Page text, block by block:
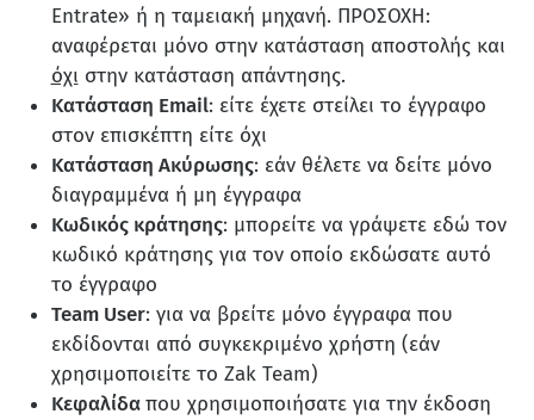
Entrate» ή η ταμειακή μηχανή. ΠΡΟΣΟΧΗ:
αναφέρεται μόνο στην κατάσταση αποστολής και
όχι στην κατάσταση απάντησης.
Κατάσταση Email: είτε έχετε στείλει το έγγραφο
στον επισκέπτη είτε όχι
Κατάσταση Ακύρωσης: εάν θέλετε να δείτε μόνο
διαγραμμένα ή μη έγγραφα
Κωδικός κράτησης: μπορείτε να γράψετε εδώ τον
κωδικό κράτησης για τον οποίο εκδώσατε αυτό
το έγγραφο
Team User: για να βρείτε μόνο έγγραφα που
εκδίδονται από συγκεκριμένο χρήστη (εάν
χρησιμοποιείτε το Zak Team)
Κεφαλίδαπου χρησιμοποιήσατε για την έκδοση